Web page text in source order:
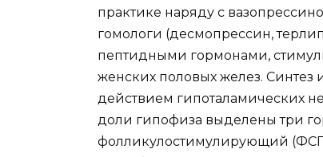
практике наряду с
гомологи (десмопрессин,
пептидными гормонами,
женских половых желез.
действием гипоталамических
доли гипофиза выделены три
фолликулостимулирующий